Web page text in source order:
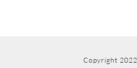
Copyright 2022